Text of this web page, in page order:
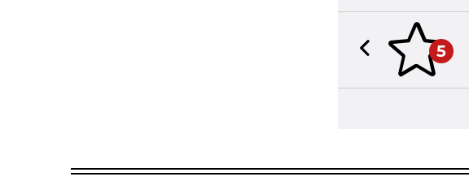
5
Previous slide